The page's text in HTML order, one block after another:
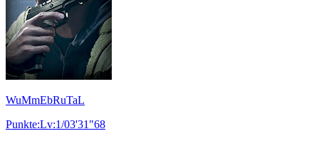
WuMmEbRuTaL
Punkte:Lv:1/03'31"68